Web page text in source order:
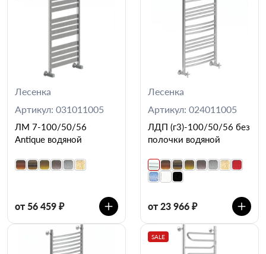
Лесенка
Артикул: 031011005
ЛМ 7-100/50/56
Antique водяной
от 56 459 ₽
Лесенка
Артикул: 024011005
ЛДП (г3)-100/50/56 без
полочки водяной
от 23 966 ₽
SALE